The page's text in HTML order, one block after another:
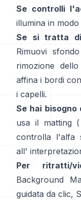
Se controlli
illumina in
Se si tratta
Rimuovi sfondo
rimozione
affina i bordi
i capelli.
Se hai bisogno
usa il matting (
controlla l'alfa
all'
Per ritratti/
Background
guidata da clic,